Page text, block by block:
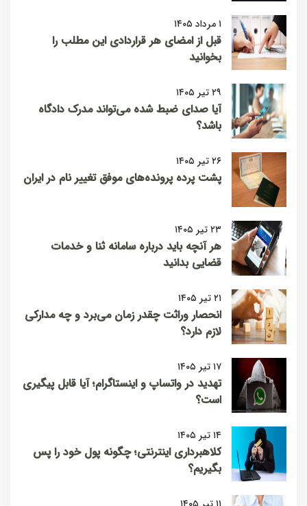
۱ مرداد ۱۴۰۵
قبل از امضای هر قراردادی این مطلب را
بخوانید
۲۹ تیر ۱۴۰۵
آیا صدای ضبط شده می‌تواند مدرک دادگاه
باشد؟
۲۶ تیر ۱۴۰۵
پشت پرده پرونده‌های موفق تغییر نام در ایران
۲۳ تیر ۱۴۰۵
هر آنچه باید درباره سامانه ثنا و خدمات
قضایی بدانید
۲۱ تیر ۱۴۰۵
انحصار وراثت چقدر زمان می‌برد و چه مدارکی
لازم دارد؟
۱۷ تیر ۱۴۰۵
تهدید در واتساپ و اینستاگرام؛ آیا قابل پیگیری
است؟
۱۴ تیر ۱۴۰۵
کلاهبرداری اینترنتی؛ چگونه پول خود را پس
بگیریم؟